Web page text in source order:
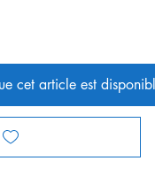
cet article est